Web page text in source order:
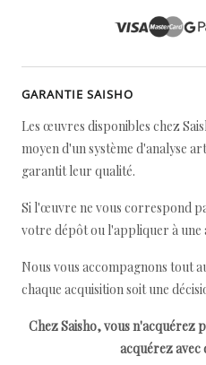
GARANTIE SAISHO
Les œuvres disponibles chez
moyen d'un système d'analyse
garantit leur qualité.
Si l'œuvre ne vous correspond
votre dépôt ou l'appliquer à
Nous vous accompagnons tout
chaque acquisition soit une
Chez Saisho, vous n'acquérez
acquérez avec